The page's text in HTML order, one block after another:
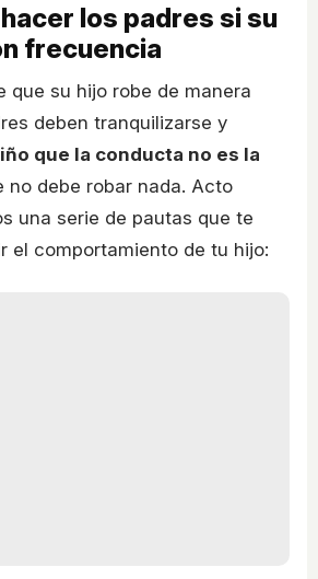
los padres si su
frecuencia
que su hijo robe de manera
deben tranquilizarse y
que la conducta no es la
no debe robar nada. Acto
una serie de pautas que te
el comportamiento de tu hijo: